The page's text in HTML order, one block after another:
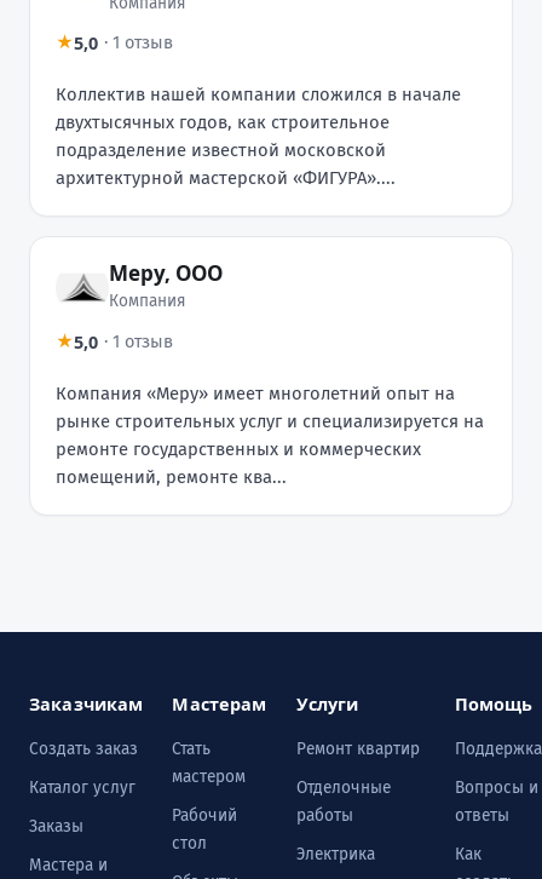
★5,0 · 1 отзыв
Коллектив нашей компании сложился в начале
двухтысячных годов, как строительное
подразделение известной московской
архитектурной мастерской «ФИГУРА»....
Меру, ООО
Компания
★5,0 · 1 отзыв
Компания «Меру» имеет многолетний опыт на
рынке строительных услуг и специализируется на
ремонте государственных и коммерческих
помещений, ремонте ква...
Заказчикам
Создать заказ
Каталог услуг
Заказы
Мастера и
Мастерам
Стать
мастером
Рабочий
стол
Услуги
Ремонт квартир
Отделочные
работы
Электрика
Помощь
Поддержка
Вопросы и
ответы
Как